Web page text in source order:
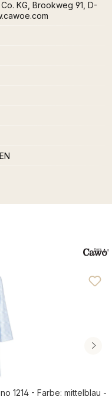
KG, Brookweg 91, D-
von 5 Sternen
1214 - Farbe: mittelblau -